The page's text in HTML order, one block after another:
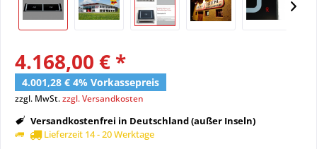
4.168,00 € *
4.001,28 € 4% Vorkassepreis
zzgl. MwSt.zzgl. Versandkosten
Versandkostenfrei in Deutschland (außer Inseln)
Lieferzeit 14 - 20 Werktage